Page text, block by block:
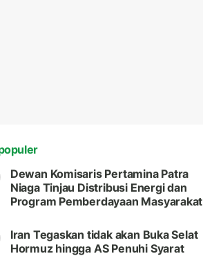
Dewan Komisaris Pertamina Patra
Niaga Tinjau Distribusi Energi dan
Program Pemberdayaan Masyarakat
Iran Tegaskan tidak akan Buka Selat
Hormuz hingga AS Penuhi Syarat